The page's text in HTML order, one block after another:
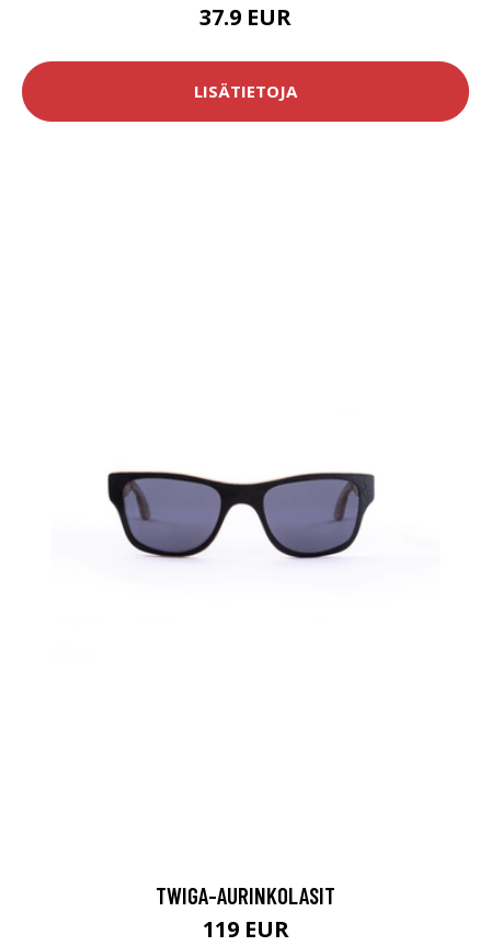
37.9 EUR
LISÄTIETOJA
TWIGA-AURINKOLASIT
119 EUR